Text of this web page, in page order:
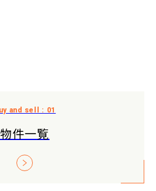
物件一覧